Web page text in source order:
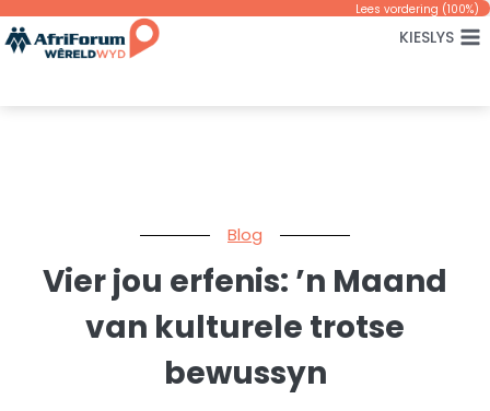
Skip
to
Lees vordering (100%)
KIESLYS
Blog
Vier jou erfenis: ’n Maand
van kulturele trotse
bewussyn